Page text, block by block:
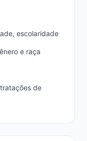
escolaridade
e raça
de